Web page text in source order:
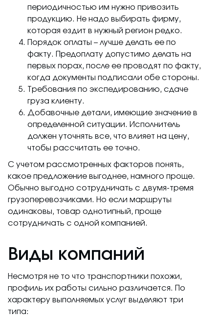
периодичностью им нужно привозить
продукцию. Не надо выбирать фирму,
которая ездит в нужный регион редко.
Порядок оплаты – лучше делать ее по
факту. Предоплату допустимо делать на
первых порах, после ее проводят по факту,
когда документы подписали обе стороны.
Требования по экспедированию, сдаче
груза клиенту.
Добавочные детали, имеющие значение в
определенной ситуации. Исполнитель
должен уточнять все, что влияет на цену,
чтобы рассчитать ее точно.
С учетом рассмотренных факторов понять,
какое предложение выгоднее, намного проще.
Обычно выгодно сотрудничать с двумя-тремя
грузоперевозчиками. Но если маршруты
одинаковы, товар однотипный, проще
сотрудничать с одной компанией.
Виды компаний
Несмотря не то что транспортники похожи,
профиль их работы сильно различается. По
характеру выполняемых услуг выделяют три
типа: